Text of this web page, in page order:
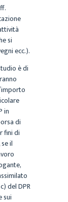
si
ecc.).
è di
in
di
fini di
il
del DPR
sui